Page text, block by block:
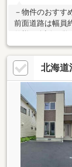
－物件のおすす
前面道路は幅員
ング階段・2か
ンダーは電子錠
備・太陽光パネ
浄機能・LOW-
分(約10m)■ ご
━━━━━・・・
ださい。
北海道